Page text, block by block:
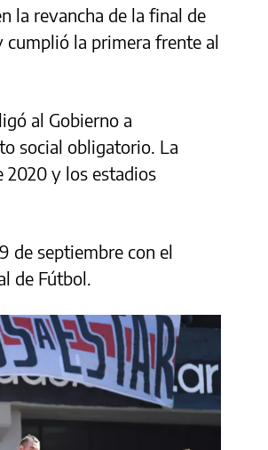
la revancha de la final de
cumplió la primera frente al
al Gobierno a
social obligatorio. La
2020 y los estadios
de septiembre con el
de Fútbol.